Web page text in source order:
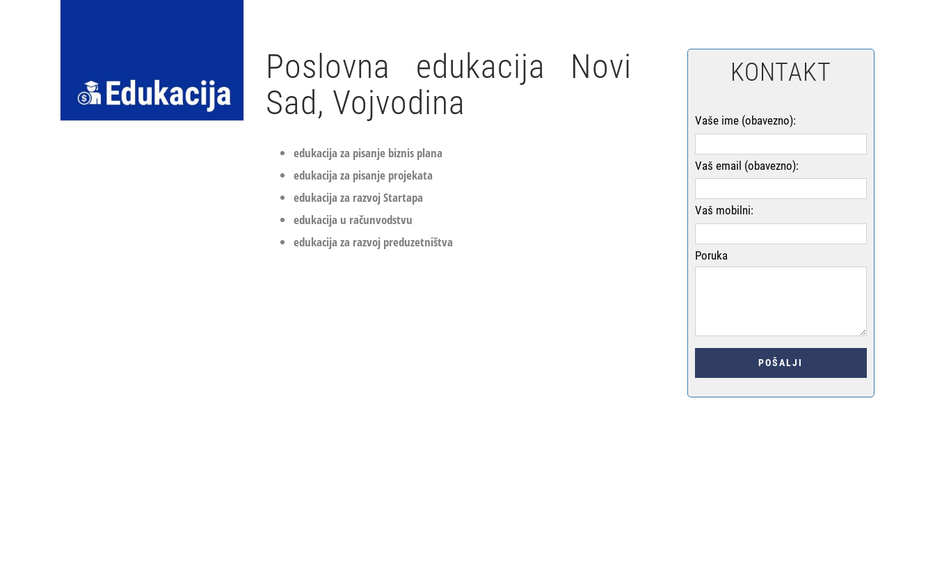
Poslovna edukacija Novi
Sad, Vojvodina
edukacija za pisanje biznis plana
edukacija za pisanje projekata
edukacija za razvoj Startapa
edukacija u računvodstvu
edukacija za razvoj preduzetništva
KONTAKT
Vaše ime (obavezno):
Vaš email (obavezno):
Vaš mobilni:
Poruka